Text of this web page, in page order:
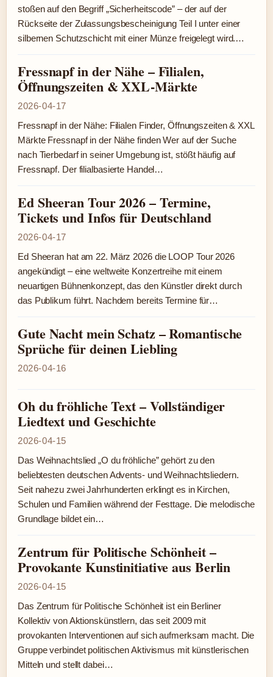
stoßen auf den Begriff „Sicherheitscode” – der auf der
Rückseite der Zulassungsbescheinigung Teil I unter einer
silbernen Schutzschicht mit einer Münze freigelegt wird.…
Fressnapf in der Nähe – Filialen,
Öffnungszeiten & XXL-Märkte
2026-04-17
Fressnapf in der Nähe: Filialen Finder, Öffnungszeiten & XXL
Märkte Fressnapf in der Nähe finden Wer auf der Suche
nach Tierbedarf in seiner Umgebung ist, stößt häufig auf
Fressnapf. Der filialbasierte Handel…
Ed Sheeran Tour 2026 – Termine,
Tickets und Infos für Deutschland
2026-04-17
Ed Sheeran hat am 22. März 2026 die LOOP Tour 2026
angekündigt – eine weltweite Konzertreihe mit einem
neuartigen Bühnenkonzept, das den Künstler direkt durch
das Publikum führt. Nachdem bereits Termine für…
Gute Nacht mein Schatz – Romantische
Sprüche für deinen Liebling
2026-04-16
Oh du fröhliche Text – Vollständiger
Liedtext und Geschichte
2026-04-15
Das Weihnachtslied „O du fröhliche” gehört zu den
beliebtesten deutschen Advents- und Weihnachtsliedern.
Seit nahezu zwei Jahrhunderten erklingt es in Kirchen,
Schulen und Familien während der Festtage. Die melodische
Grundlage bildet ein…
Zentrum für Politische Schönheit –
Provokante Kunstinitiative aus Berlin
2026-04-15
Das Zentrum für Politische Schönheit ist ein Berliner
Kollektiv von Aktionskünstlern, das seit 2009 mit
provokanten Interventionen auf sich aufmerksam macht. Die
Gruppe verbindet politischen Aktivismus mit künstlerischen
Mitteln und stellt dabei…